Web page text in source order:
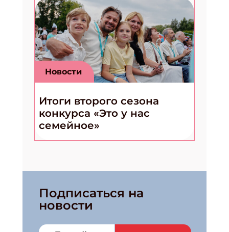
Новости
Итоги второго сезона
конкурса «Это у нас
семейное»
Подписаться на
новости